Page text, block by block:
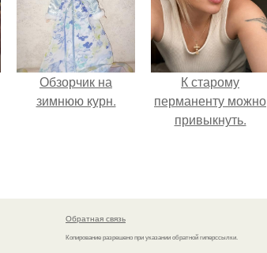
Обзорчик на
зимнюю курн.
К старому
перманенту можно
привыкнуть.
Обратная связь
Копирование разрешено при указании обратной гиперссылки.